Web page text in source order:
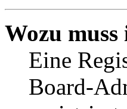
Wozu
Eine
Board-